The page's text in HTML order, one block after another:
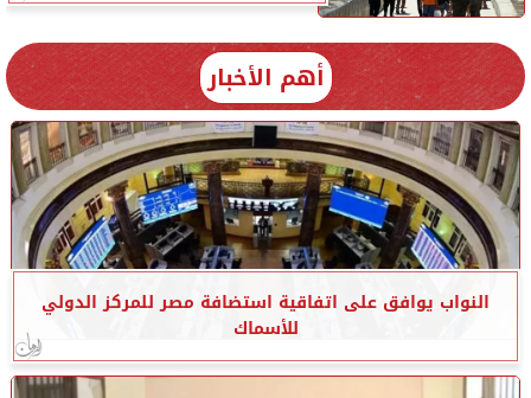
أهم الأخبار
النواب يوافق على اتفاقية استضافة مصر للمركز الدولي
للأسماك